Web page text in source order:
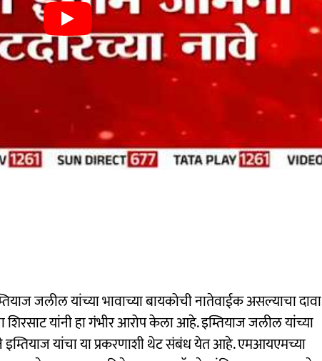
जलील यांच्या भावाच्या बायकोची नातेवाईक असल्याचा दावा
यांनी हा गंभीर आरोप केला आहे. इम्तियाज जलील यांच्या
इम्तियाज यांचा या प्रकरणाशी थेट संबंध येत आहे. एमआयएमच्या